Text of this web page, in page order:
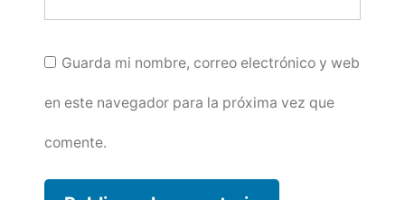
Guarda mi nombre, correo electrónico y web
en este navegador para la próxima vez que
comente.